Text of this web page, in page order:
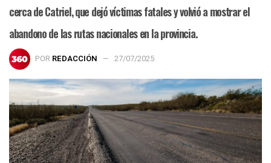
cerca de Catriel, que dejó víctimas fatales y volvió a mostrar el
abandono de las rutas nacionales en la provincia.
POR REDACCIÓN 27/07/2025